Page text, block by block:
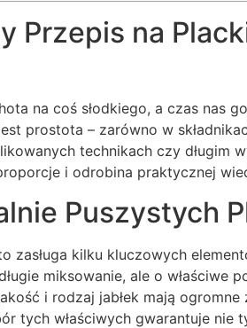
Przepis na
na coś słodkiego, a czas nas
prostota – zarówno w
technikach czy długim
i odrobina praktycznej
Puszystych
zasługa kilku kluczowych
miksowanie, ale o właściwe
i rodzaj jabłek mają
tych właściwych gwarantuje nie